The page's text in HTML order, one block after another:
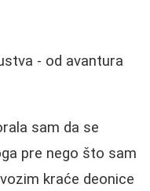
- od avantura
sam da se
pre nego što sam
kraće deonice